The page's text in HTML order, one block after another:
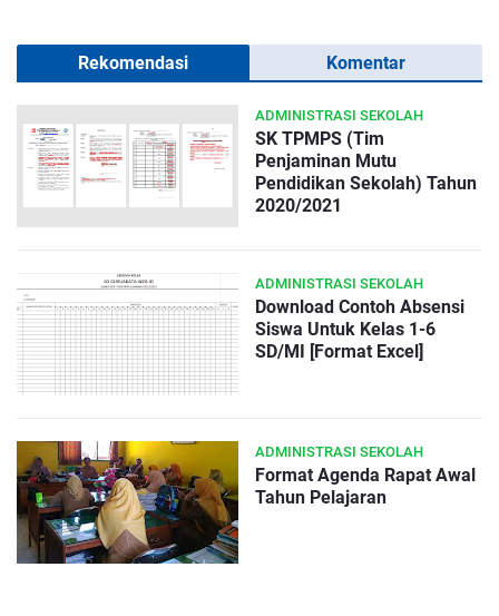
Rekomendasi Komentar
ADMINISTRASI SEKOLAH
SK TPMPS (Tim
Penjaminan Mutu
Pendidikan Sekolah) Tahun
2020/2021
ADMINISTRASI SEKOLAH
Download Contoh Absensi
Siswa Untuk Kelas 1-6
SD/MI [Format Excel]
ADMINISTRASI SEKOLAH
Format Agenda Rapat Awal
Tahun Pelajaran